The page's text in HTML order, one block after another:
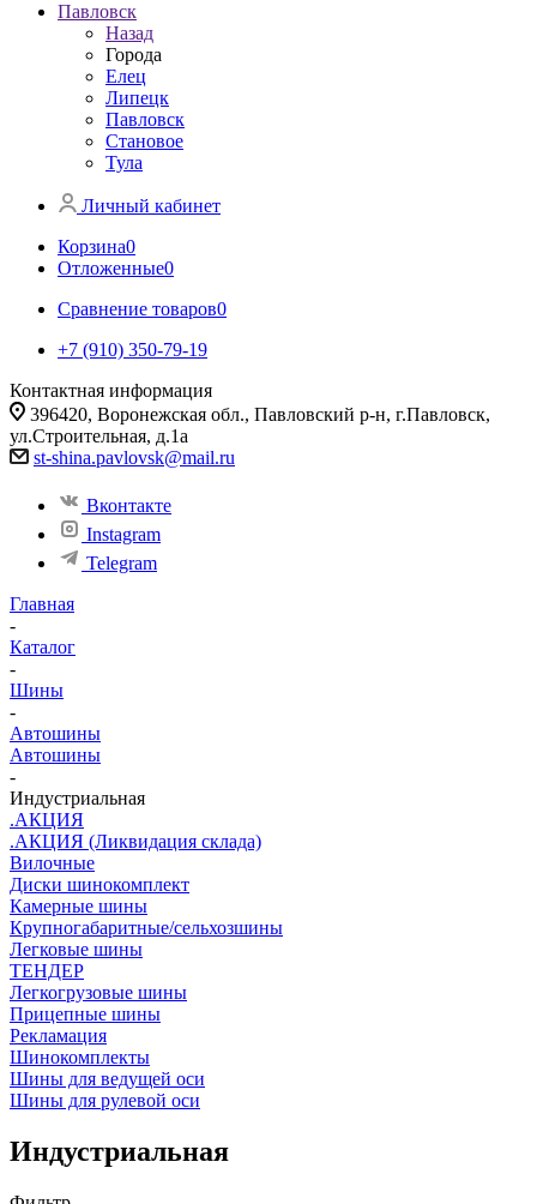
Павловск
Назад
Города
Елец
Липецк
Павловск
Становое
Тула
Личный кабинет
Корзина0
Отложенные0
Сравнение товаров0
+7 (910) 350-79-19
Контактная информация
396420, Воронежская обл., Павловский р-н, г.Павловск,
ул.Строительная, д.1а
st-shina.pavlovsk@mail.ru
Вконтакте
Instagram
Telegram
Главная
-
Каталог
-
Шины
-
Автошины
Автошины
-
Индустриальная
.АКЦИЯ
.АКЦИЯ (Ликвидация склада)
Вилочные
Диски шинокомплект
Камерные шины
Крупногабаритные/сельхозшины
Легковые шины
ТЕНДЕР
Легкогрузовые шины
Прицепные шины
Рекламация
Шинокомплекты
Шины для ведущей оси
Шины для рулевой оси
Индустриальная